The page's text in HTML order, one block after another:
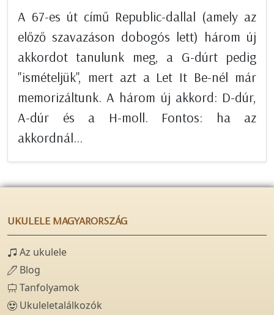
A 67-es út című Republic-dallal (amely az
előző szavazáson dobogós lett) három új
akkordot tanulunk meg, a G-dúrt pedig
"ismételjük", mert azt a Let It Be-nél már
memorizáltunk. A három új akkord: D-dúr,
A-dúr és a H-moll. Fontos: ha az
akkordnál...
UKULELE MAGYARORSZÁG
Az ukulele
Blog
Tanfolyamok
Ukuleletalálkozók